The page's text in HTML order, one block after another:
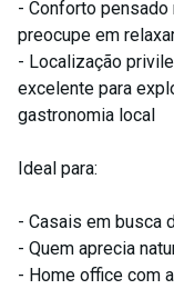
- Conforto
preocupe em
- Localização
excelente para
gastronomia local
Ideal para:
- Casais em busca
- Quem aprecia
- Home office com